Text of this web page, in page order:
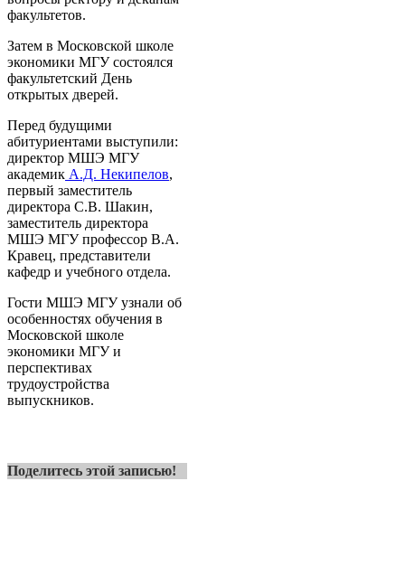
факультетов.
Затем в Московской школе
экономики МГУ состоялся
факультетский День
открытых дверей.
Перед будущими
абитуриентами выступили:
директор МШЭ МГУ
академик А.Д. Некипелов,
первый заместитель
директора С.В. Шакин,
заместитель директора
МШЭ МГУ профессор В.А.
Кравец, представители
кафедр и учебного отдела.
Гости МШЭ МГУ узнали об
особенностях обучения в
Московской школе
экономики МГУ и
перспективах
трудоустройства
выпускников.
Поделитесь этой записью!